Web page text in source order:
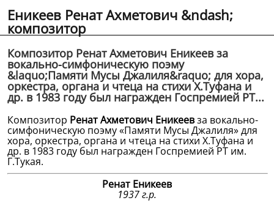
Еникеев Ренат Ахметович &ndash;
композитор
Композитор Ренат Ахметович Еникеев за
вокально-симфоническую поэму
&laquo;Памяти Мусы Джалиля&raquo; для хора,
оркестра, органа и чтеца на стихи Х.Туфана и
др. в 1983 году был награжден Госпремией РТ...
Композитор Ренат Ахметович Еникеевза вокально-
симфоническую поэму «Памяти Мусы Джалиля» для
хора, оркестра, органа и чтеца на стихи Х.Туфана и
др. в 1983 году был награжден Госпремией РТ им.
Г.Тукая.
Ренат Еникеев
1937 г.р.